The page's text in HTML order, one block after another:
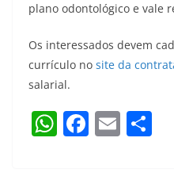
plano odontológico e vale
Os interessados devem
currículo no site da
salarial.
W F E